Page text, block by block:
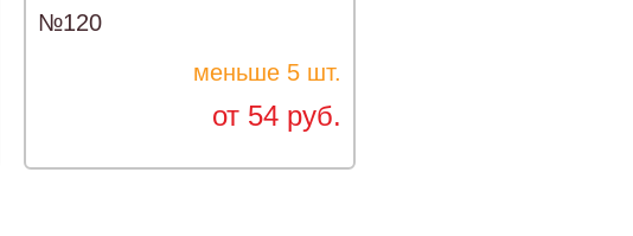
№120
меньше 5 шт.
от 54 руб.